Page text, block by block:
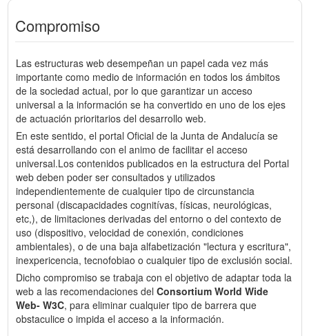
Compromiso
Las estructuras web desempeñan un papel cada vez más
importante como medio de información en todos los ámbitos
de la sociedad actual, por lo que garantizar un acceso
universal a la información se ha convertido en uno de los ejes
de actuación prioritarios del desarrollo web.
En este sentido, el portal Oficial de la Junta de Andalucía se
está desarrollando con el animo de facilitar el acceso
universal.Los contenidos publicados en la estructura del Portal
web deben poder ser consultados y utilizados
independientemente de cualquier tipo de circunstancia
personal (discapacidades cognitívas, físicas, neurológicas,
etc,), de limitaciones derivadas del entorno o del contexto de
uso (dispositivo, velocidad de conexión, condiciones
ambientales), o de una baja alfabetización "lectura y escritura",
inexpericencia, tecnofobiao o cualquier tipo de exclusión social.
Dicho compromiso se trabaja con el objetivo de adaptar toda la
web a las recomendaciones del Consortium World Wide
Web- W3C, para eliminar cualquier tipo de barrera que
obstaculice o impida el acceso a la información.